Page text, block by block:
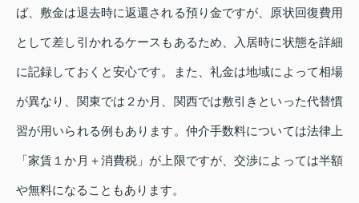
ば、敷金は退去時に返還される預り金ですが、原状回復費用
として差し引かれるケースもあるため、入居時に状態を詳細
に記録しておくと安心です。また、礼金は地域によって相場
が異なり、関東では２か月、関西では敷引きといった代替慣
習が用いられる例もあります。仲介手数料については法律上
「家賃１か月＋消費税」が上限ですが、交渉によっては半額
や無料になることもあります。